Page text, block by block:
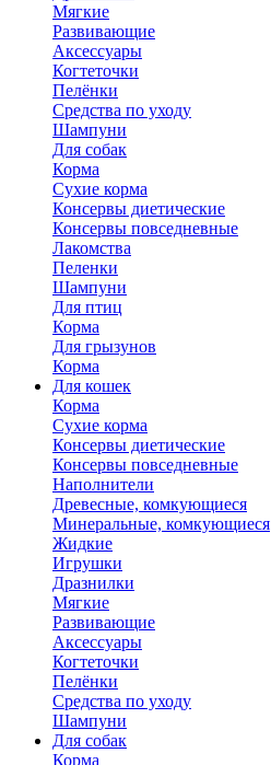
Мягкие
Развивающие
Аксессуары
Когтеточки
Пелёнки
Средства по уходу
Шампуни
Для собак
Корма
Сухие корма
Консервы диетические
Консервы повседневные
Лакомства
Пеленки
Шампуни
Для птиц
Корма
Для грызунов
Корма
Для кошек
Корма
Сухие корма
Консервы диетические
Консервы повседневные
Наполнители
Древесные, комкующиеся
Минеральные, комкующиеся
Жидкие
Игрушки
Дразнилки
Мягкие
Развивающие
Аксессуары
Когтеточки
Пелёнки
Средства по уходу
Шампуни
Для собак
Корма